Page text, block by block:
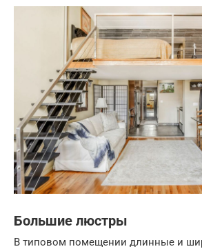
Большие люстры
В типовом помещении длинные и